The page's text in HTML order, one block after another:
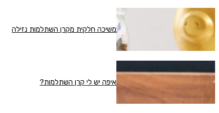
משיכה חלקית מקרן השתלמות נזילה
איפה יש לי קרן השתלמות?